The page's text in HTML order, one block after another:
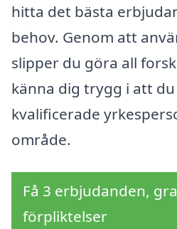
hitta det bästa
behov. Genom att
slipper du göra all
känna dig trygg i att
kvalificerade
område.
Få 3 erbjudanden,
förpliktelser